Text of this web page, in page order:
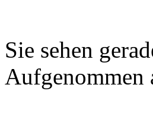
Sie sehen
Aufgenommen